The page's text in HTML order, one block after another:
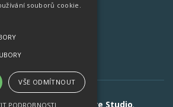
Loudát, JL Creative Studio.
souborů cookie.
VŠE ODMÍTNOUT
PODROBNOSTI